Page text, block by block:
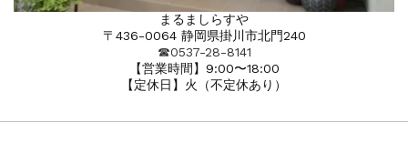
まるましらすや
〒436-0064 静岡県掛川市北門240
☎︎0537-28-8141
【営業時間】9:00〜18:00
【定休日】火（不定休あり）